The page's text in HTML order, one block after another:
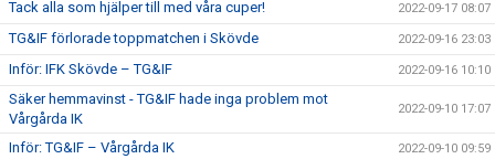
Tack alla som hjälper till med våra cuper! 2022-09-17 08:07
TG&IF förlorade toppmatchen i Skövde 2022-09-16 23:03
Inför: IFK Skövde – TG&IF 2022-09-16 10:10
Säker hemmavinst - TG&IF hade inga problem mot
Vårgårda IK
2022-09-10 17:07
Inför: TG&IF – Vårgårda IK 2022-09-10 09:59